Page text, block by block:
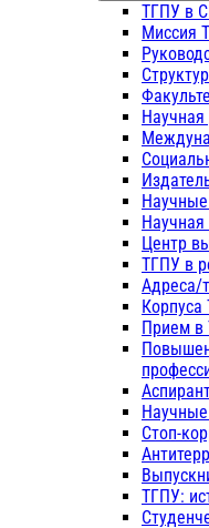
ТГПУ в
Миссия
Научная
Научная
Центр
ТГПУ в
Адреса/
Прием в
Стоп-
ТГПУ: